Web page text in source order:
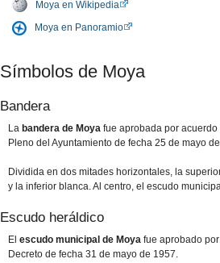
Moya en Wikipedia
Moya en Panoramio
Símbolos de Moya
Bandera
La bandera de Moya fue aprobada por acuerdo
Pleno del Ayuntamiento de fecha 25 de mayo
Dividida en dos mitades horizontales, la
y la inferior blanca. Al centro, el escudo
Escudo heráldico
El escudo municipal de Moya fue aprobado
Decreto de fecha 31 de mayo de 1957.